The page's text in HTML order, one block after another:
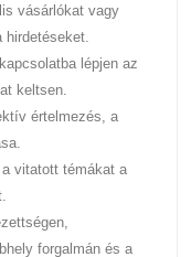
vásárlókat vagy
lépjen az
keltsen.
értelmezés, a
vitatott témákat a
forgalmán és a